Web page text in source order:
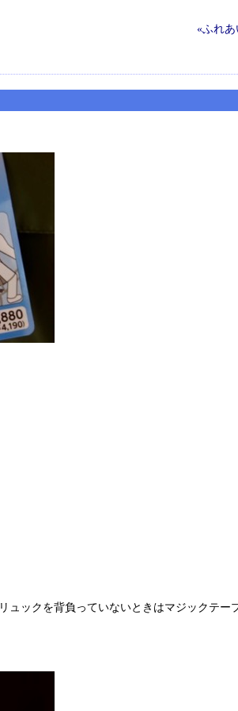
«ふれ
ックを背負っていないときはマジックテー